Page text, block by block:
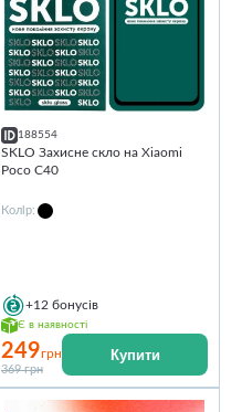
188554
SKLO Захисне скло на Xiaomi
Poco C40
Колір:
+12 бонусів
Є в наявності
249грн
369 грн
Купити